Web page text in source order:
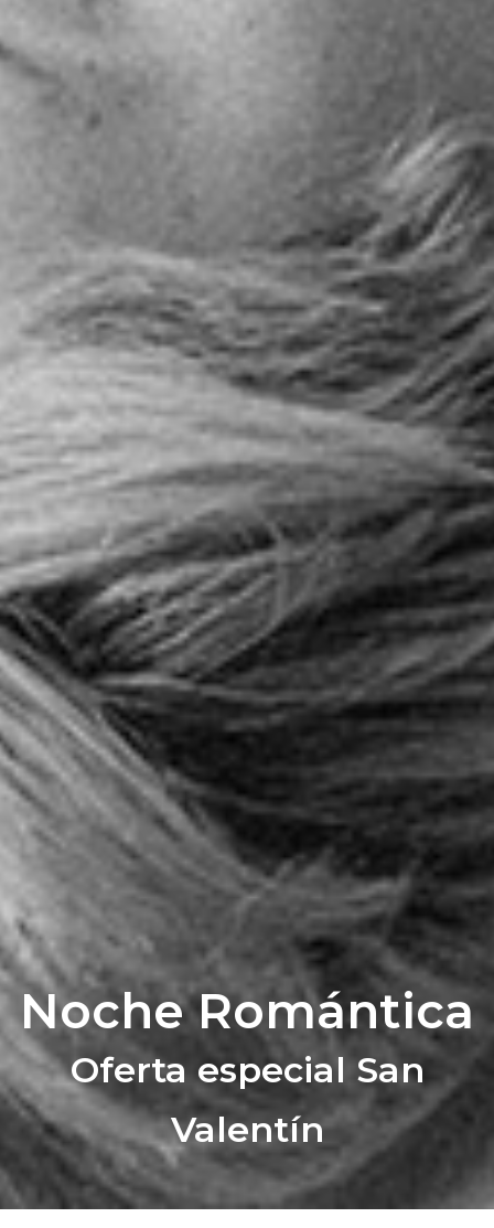
Noche Romántica
Oferta especial San
Valentín